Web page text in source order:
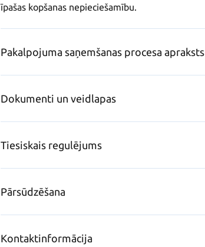
īpašas kopšanas nepieciešamību.
Pakalpojuma saņemšanas procesa apraksts
Dokumenti un veidlapas
Tiesiskais regulējums
Pārsūdzēšana
Kontaktinformācija